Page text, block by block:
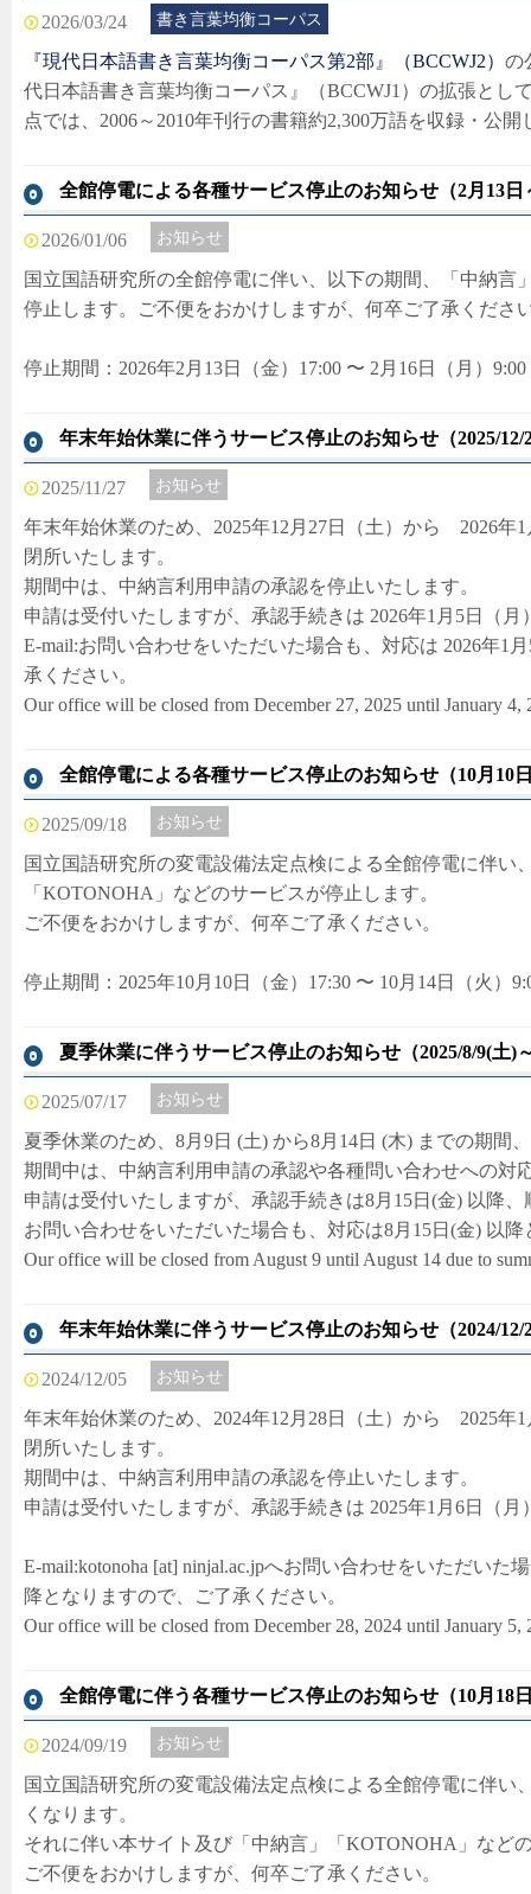
2026/03/24 書き言葉均衡コーパス
『現代日本語書き言葉均衡コーパス第2部』（BCCWJ2） の
代日本語書き言葉均衡コーパス』（BCCWJ1）の拡張とし
点では、2006～2010年刊行の書籍約2,300万語を収録・公開
全館停電による各種サービス停止のお知らせ（2月13日
2026/01/06 お知らせ
国立国語研究所の全館停電に伴い、以下の期間、「中納言
停止します。ご不便をおかけしますが、何卒ご了承くださ
停止期間：2026年2月13日（金）17:00 〜 2月16日（月）9:00
年末年始休業に伴うサービス停止のお知らせ（2025/12/
2025/11/27 お知らせ
年末年始休業のため、2025年12月27日（土）から 2026年
閉所いたします。
期間中は、中納言利用申請の承認を停止いたします。
申請は受付いたしますが、承認手続きは 2026年1月5日（
E-mail:お問い合わせをいただいた場合も、対応は 2026年1
承ください。
Our office will be closed from December 27, 2025 until January 4,
全館停電による各種サービス停止のお知らせ（10月10
2025/09/18 お知らせ
国立国語研究所の変電設備法定点検による全館停電に伴い
「KOTONOHA」などのサービスが停止します。
ご不便をおかけしますが、何卒ご了承ください。
停止期間：2025年10月10日（金）17:30 〜 10月14日（火）
夏季休業に伴うサービス停止のお知らせ（2025/8/9(土)
2025/07/17 お知らせ
夏季休業のため、8月9日 (土) から8月14日 (木) までの期間
期間中は、中納言利用申請の承認や各種問い合わせへの対
申請は受付いたしますが、承認手続きは8月15日(金) 以降
お問い合わせをいただいた場合も、対応は8月15日(金) 以
Our office will be closed from August 9 until August 14 due to
年末年始休業に伴うサービス停止のお知らせ（2024/12/
2024/12/05 お知らせ
年末年始休業のため、2024年12月28日（土）から 2025年
閉所いたします。
期間中は、中納言利用申請の承認を停止いたします。
申請は受付いたしますが、承認手続きは 2025年1月6日（
E-mail:kotonoha [at] ninjal.ac.jpへお問い合わせをいただいた
降となりますので、ご了承ください。
Our office will be closed from December 28, 2024 until January 5,
全館停電に伴う各種サービス停止のお知らせ（10月18
2024/09/19 お知らせ
国立国語研究所の変電設備法定点検による全館停電に伴い
くなります。
それに伴い本サイト及び「中納言」「KOTONOHA」など
ご不便をおかけしますが、何卒ご了承ください。